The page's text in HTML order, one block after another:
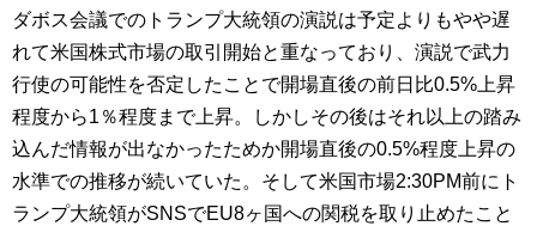
ダボス会議でのトランプ大統領の演説は予定よりもやや遅
れて米国株式市場の取引開始と重なっており、演説で武力
行使の可能性を否定したことで開場直後の前日比0.5%上昇
程度から1％程度まで上昇。しかしその後はそれ以上の踏み
込んだ情報が出なかったためか開場直後の0.5%程度上昇の
水準での推移が続いていた。そして米国市場2:30PM前にト
ランプ大統領がSNSでEU8ヶ国への関税を取り止めたこと